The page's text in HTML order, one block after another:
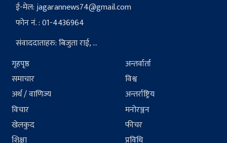
ई-मेल:jagarannews74@gmail.com
फोन नं. : 01-4436964
संवाददाताहरु: बिजुता राई, ...
गृहपृष्ठ
समाचार
अर्थ / वाणिज्य
विचार
खेलकुद
अन्तर्वार्ता
विश्व
अन्तर्राष्ट्रिय
मनोरञ्जन
फीचर